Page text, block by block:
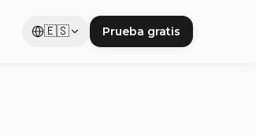
🇪🇸 Prueba gratis